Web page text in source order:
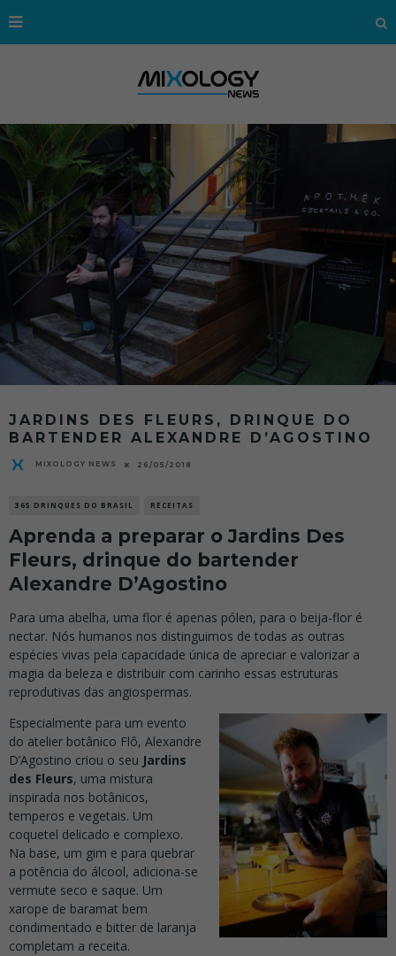
JARDINS DES FLEURS, DRINQUE DO
BARTENDER ALEXANDRE D’AGOSTINO
MIXOLOGY NEWS 26/05/2018
365 DRINQUES DO BRASIL RECEITAS
Aprenda a preparar o Jardins Des
Fleurs, drinque do bartender
Alexandre D’Agostino
Para uma abelha, uma flor é apenas pólen, para o beija-flor é
nectar. Nós humanos nos distinguimos de todas as outras
espécies vivas pela capacidade única de apreciar e valorizar a
magia da beleza e distribuir com carinho essas estruturas
reprodutivas das angiospermas.
Especialmente para um evento
do atelier botânico Flô, Alexandre
D’Agostino criou o seu Jardins
des Fleurs, uma mistura
inspirada nos botânicos,
temperos e vegetais. Um
coquetel delicado e complexo.
Na base, um gim e para quebrar
a potência do álcool, adiciona-se
vermute seco e saque. Um
xarope de baramat bem
condimentado e bitter de laranja
completam a receita.